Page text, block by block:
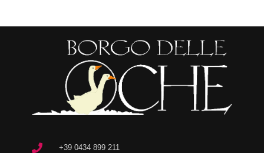
+39 0434 899 211